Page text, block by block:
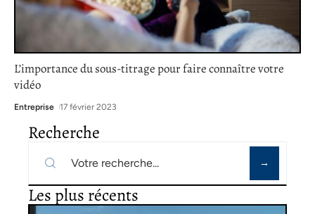
L’importance du sous-titrage pour faire connaître votre
vidéo
Entreprise 17 février 2023
Recherche
Les plus récents